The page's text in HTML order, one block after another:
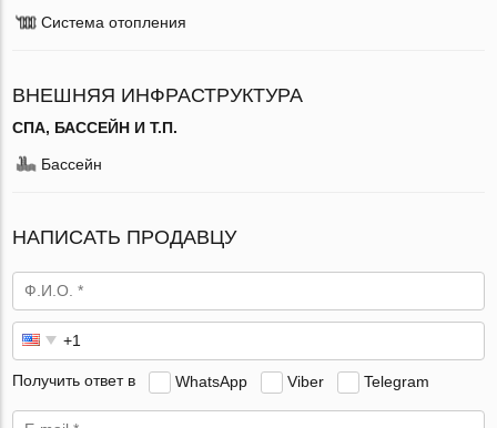
Система отопления
ВНЕШНЯЯ ИНФРАСТРУКТУРА
СПА, БАССЕЙН И Т.П.
Бассейн
НАПИСАТЬ ПРОДАВЦУ
Получить ответ в WhatsApp Viber Telegram